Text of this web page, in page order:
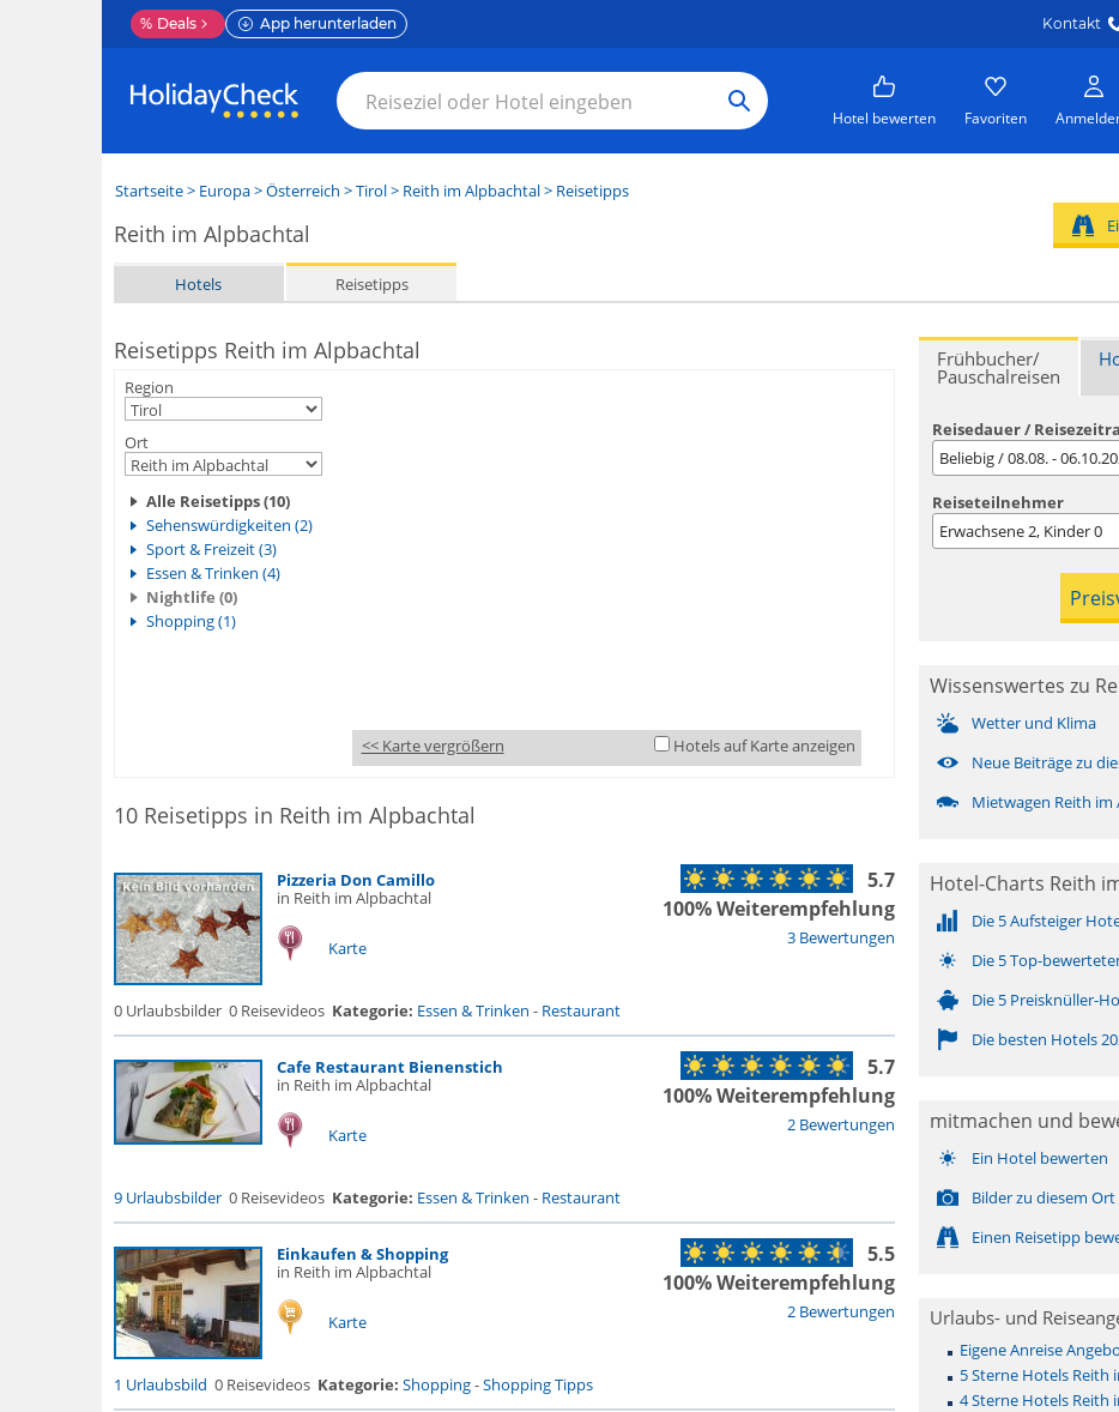
% Deals App herunterladen Kontakt
Hotel bewerten Favoriten
Startseite> Europa>Österreich >Tirol> Reith im Alpbachtal> Reisetipps
Reith im Alpbachtal
Hotels Reisetipps
Reisetipps Reith im Alpbachtal
Region
Ort
Alle Reisetipps (10)
Sehenswürdigkeiten (2)
Sport & Freizeit (3)
Essen & Trinken (4)
Nightlife (0)
Shopping (1)
<< Karte vergrößern Hotels auf Karte anzeigen
10 Reisetipps in Reith im Alpbachtal
Pizzeria Don Camillo
in Reith im Alpbachtal
Karte 3 Bewertungen
5.7
100% Weiterempfehlung
0 Urlaubsbilder 0 Reisevideos Kategorie: Essen & Trinken - Restaurant
Cafe Restaurant Bienenstich
in Reith im Alpbachtal
Karte 2 Bewertungen
5.7
100% Weiterempfehlung
9 Urlaubsbilder 0 Reisevideos Kategorie: Essen & Trinken - Restaurant
Einkaufen & Shopping
in Reith im Alpbachtal
Karte 2 Bewertungen
5.5
100% Weiterempfehlung
1 Urlaubsbild 0 Reisevideos Kategorie: Shopping-Shopping Tipps
Frühbucher/
Pauschalreisen
Reisedauer /
Beliebig / 08.08. -
Reiseteilnehmer
Erwachsene2, Kinder0
Wissenswertes zu
Wetter und Klima
Neue Beiträge zu
Mietwagen Reith im
Hotel-Charts Reith
Die 5 Aufsteiger
Die 5 Top-
Die 5 Preisknüller-
Die besten Hotels
mitmachen und
Ein Hotel bewerten
Bilder zu diesem
Einen Reisetipp
Urlaubs- und
Eigene Anreise
5 Sterne Hotels Reith
4 Sterne Hotels Reith